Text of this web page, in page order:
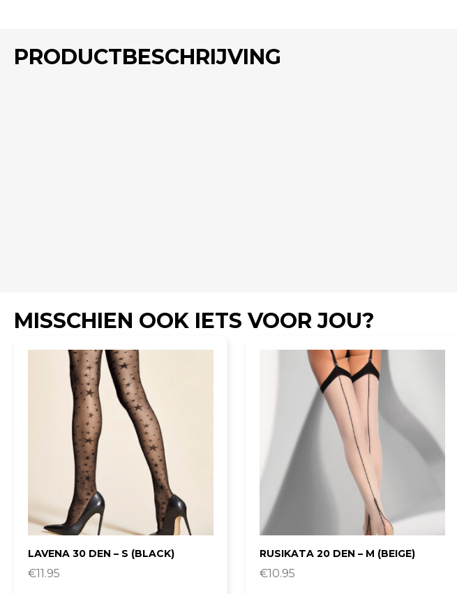
PRODUCTBESCHRIJVING
MISSCHIEN OOK IETS VOOR JOU?
LAVENA 30 DEN – S (BLACK)
€11.95
RUSIKATA 20 DEN – M (BEIGE)
€10.95